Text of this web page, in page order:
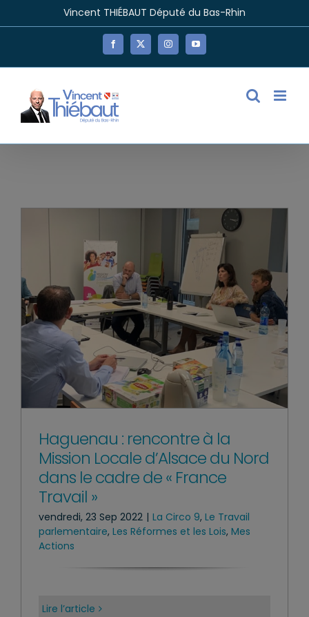
Vincent THIÉBAUT Député du Bas-Rhin
Facebook
X InstagramYouTube
Haguenau : rencontre à la
Mission Locale d’Alsace du Nord
dans le cadre de « France
Travail »
vendredi, 23 Sep 2022 | La Circo 9, Le Travail
parlementaire, Les Réformes et les Lois, Mes
Actions
Lire l’article